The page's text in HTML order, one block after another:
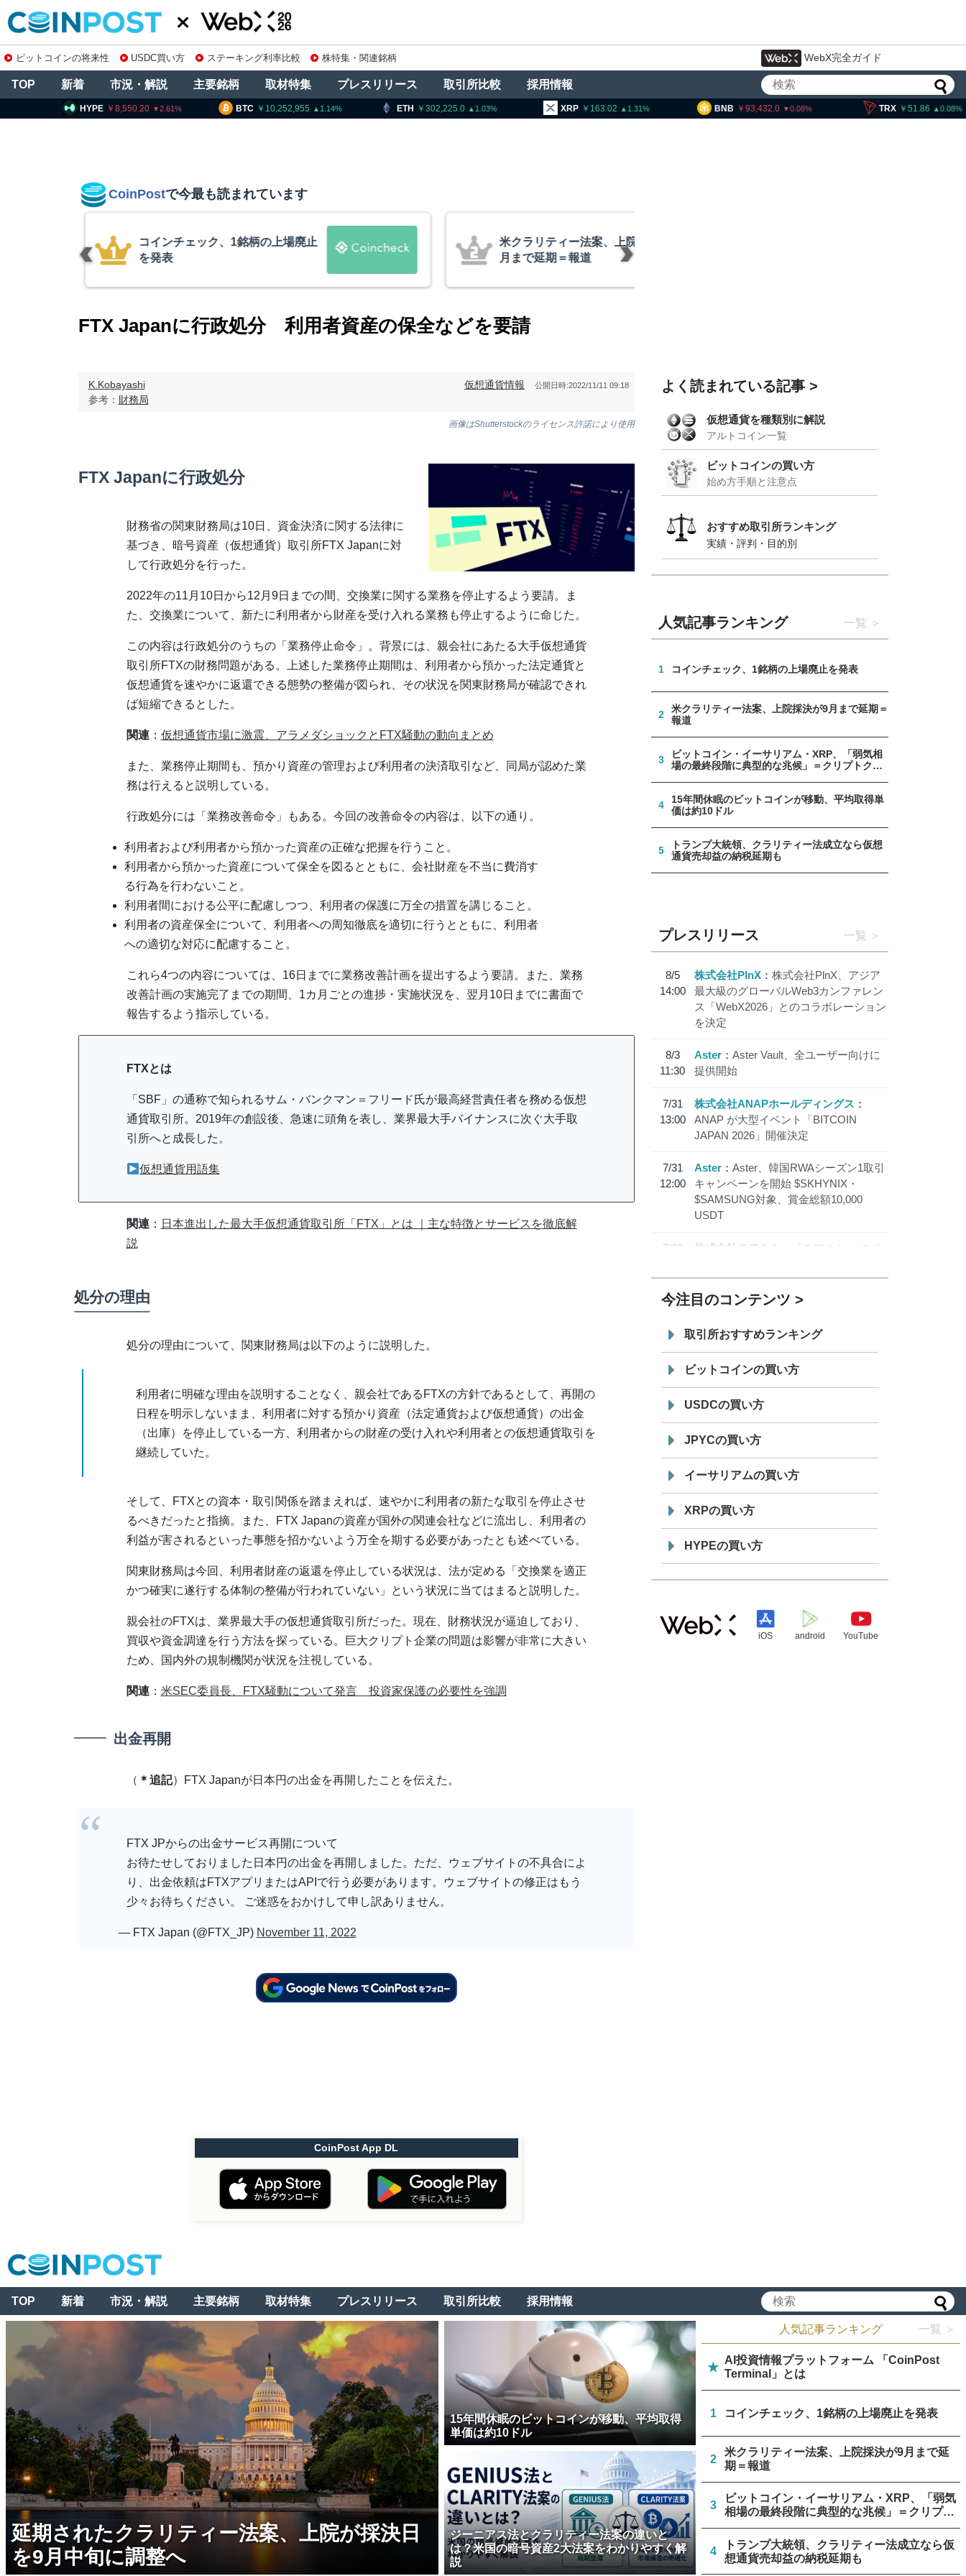
ビットコインの将来性 USDC買い方 ステーキング利率比較 株特集・関連銘柄 WebX完全ガイド
TOP 新着 市況・解説 主要銘柄 取材特集 プレスリリース 取引所比較 採用情報
BTC 10,252,955 1.14 ETH 302,225.0 1.03 XRP 163.02 BNB 93,432.0 0.08 TRX 51.86 SOL
2.61
CoinPostで今最も読まれています
米クラリティー法案、上院採決が9
ビットコイン・イーサリアム・
XRP、「弱気相場の最終段階に典型
FTX Japanに行政処分 利用者資産の保全などを要請
K.Kobayashi
参考： 財務局
仮想通貨情報 公開日時:2022/11/11 09:18
画像はShutterstockのライセンス許諾により使用
FTX Japanに行政処分
財務省の関東財務局は10日、資金決済に関する法律に
基づき、暗号資産（仮想通貨）取引所FTX Japanに対
して行政処分を行った。
2022年の11月10日から12月9日までの間、交換業に関する業務を停止するよう要請。ま
た、交換業について、新たに利用者から財産を受け入れる業務も停止するように命じた。
この内容は行政処分のうちの「業務停止命令」。背景には、親会社にあたる大手仮想通貨
取引所FTXの財務問題がある。上述した業務停止期間は、利用者から預かった法定通貨と
仮想通貨を速やかに返還できる態勢の整備が図られ、その状況を関東財務局が確認できれ
ば短縮できるとした。
関連： 仮想通貨市場に激震、アラメダショックとFTX騒動の動向まとめ
また、業務停止期間も、預かり資産の管理および利用者の決済取引など、同局が認めた業
務は行えると説明している。
行政処分には「業務改善命令」もある。今回の改善命令の内容は、以下の通り。
利用者および利用者から預かった資産の正確な把握を行うこと。
利用者から預かった資産について保全を図るとともに、会社財産を不当に費消す
る行為を行わないこと。
利用者間における公平に配慮しつつ、利用者の保護に万全の措置を講じること。
利用者の資産保全について、利用者への周知徹底を適切に行うとともに、利用者
への適切な対応に配慮すること。
これら4つの内容については、16日までに業務改善計画を提出するよう要請。また、業務
改善計画の実施完了までの期間、1カ月ごとの進捗・実施状況を、翌月10日までに書面で
報告するよう指示している。
FTXとは
「SBF」の通称で知られるサム・バンクマン＝フリード氏が最高経営責任者を務める仮想
通貨取引所。2019年の創設後、急速に頭角を表し、業界最大手バイナンスに次ぐ大手取
引所へと成長した。
仮想通貨用語集
関連： 日本進出した最大手仮想通貨取引所「FTX」とは ｜主な特徴とサービスを徹底解
説
処分の理由
処分の理由について、関東財務局は以下のように説明した。
利用者に明確な理由を説明することなく、親会社であるFTXの方針であるとして、再開の
日程を明示しないまま、利用者に対する預かり資産（法定通貨および仮想通貨）の出金
（出庫）を停止している一方、利用者からの財産の受け入れや利用者との仮想通貨取引を
継続していた。
そして、FTXとの資本・取引関係を踏まえれば、速やかに利用者の新たな取引を停止させ
るべきだったと指摘。また、FTX Japanの資産が国外の関連会社などに流出し、利用者の
利益が害されるといった事態を招かないよう万全を期する必要があったとも述べている。
関東財務局は今回、利用者財産の返還を停止している状況は、法が定める「交換業を適正
かつ確実に遂行する体制の整備が行われていない」という状況に当てはまると説明した。
親会社のFTXは、業界最大手の仮想通貨取引所だった。現在、財務状況が逼迫しており、
買収や資金調達を行う方法を探っている。巨大クリプト企業の問題は影響が非常に大きい
ため、国内外の規制機関が状況を注視している。
関連： 米SEC委員長、FTX騒動について発言 投資家保護の必要性を強調
出金再開
（ ＊追記）FTX Japanが日本円の出金を再開したことを伝えた。
FTX JPからの出金サービス再開について
お待たせしておりました日本円の出金を再開しました。ただ、ウェブサイトの不具合によ
り、出金依頼はFTXアプリまたはAPIで行う必要があります。ウェブサイトの修正はもう
少々お待ちください。 ご迷惑をおかけして申し訳ありません。
— FTX Japan (@FTX_JP) November 11, 2022
CoinPost App DL
よく読まれている記事
仮想通貨を種類別に解説
アルトコイン一覧
ビットコインの買い方
始め方手順と注意点
おすすめ取引所ランキング
実績・評判・目的別
人気記事ランキング 一覧
1 コインチェック、1銘柄の上場廃止を発表
2
米クラリティー法案、上院採決が9月まで延期＝
報道
3
ビットコイン・イーサリアム・XRP、「弱気相
場の最終段階に典型的な兆候」＝クリプトクア
4
15年間休眠のビットコインが移動、平均取得単
価は約10ドル
5
トランプ大統領、クラリティー法成立なら仮想
通貨売却益の納税延期も
プレスリリース 一覧
8/5
14:00
株式会社PlnX
株式会社PlnX、アジア
最大級のグローバルWeb3カンファレン
ス「WebX2026」とのコラボレーション
を決定
8/3
11:30
Aster
Aster Vault、全ユーザー向けに
提供開始
7/31
13:00
株式会社ANAPホールディングス
ANAP が大型イベント「BITCOIN
JAPAN 2026」開催決定
7/31
12:00
Aster
Aster、韓国RWAシーズン1取引
キャンペーンを開始 $SKHYNIX・
$SAMSUNG対象、賞金総額10,000
USDT
7/30
株式会社モアクト
「モアクト」 のポ
「 JPYC」を追加
19:30
てステーブルコイン「JPYSC」徹底解
説セミナーを開催
今注目のコンテンツ
取引所おすすめランキング
ビットコインの買い方
USDCの買い方
JPYCの買い方
イーサリアムの買い方
XRPの買い方
HYPEの買い方
iOS android YouTube
TOP 新着 市況・解説 主要銘柄 取材特集 プレスリリース 取引所比較 採用情報
延期されたクラリティー法案、上院が採決日
を9月中旬に調整へ
15年間休眠のビットコインが移動、平均取得
単価は約10ドル
ジーニアス法とクラリティー法案の違いと
は？米国の暗号資産2大法案をわかりやすく解
説
人気記事ランキング 一覧 ＞
★
AI投資情報プラットフォーム 「CoinPost
Terminal」とは
1 コインチェック、1銘柄の上場廃止を発表
2
米クラリティー法案、上院採決が9月まで延
期＝報道
3
ビットコイン・イーサリアム・XRP、「弱気
相場の最終段階に典型的な兆候」＝クリプト
クアント
4
トランプ大統領、クラリティー法成立なら仮
想通貨売却益の納税延期も